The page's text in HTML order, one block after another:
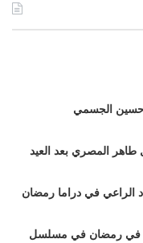
حسين الجسمي
المصري بعد العيد
الراعي في دراما رمضان
في رمضان في مسلسل